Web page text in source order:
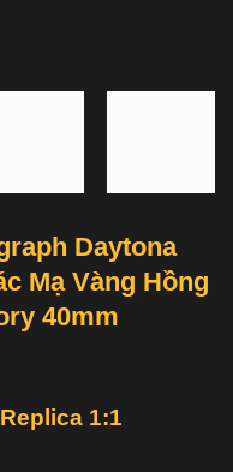
Daytona
Mạ Vàng Hồng
40mm
1:1